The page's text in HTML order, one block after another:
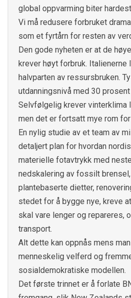
global oppvarming biter
Vi må redusere forbruket
som et fyrtårn for resten av
Den gode nyheten er at de
krever høyt forbruk. Italienerne
halvparten av ressursbruken.
utdanningsnivå med 30
Selvfølgelig krever vinterklima
men det er fortsatt mye rom
En nylig studie av et team av
detaljert plan for hvordan
materielle fotavtrykk med
nedskalering av fossilt
plantebaserte dietter,
stedet for å bygge nye, kreve
skal vare lenger og repareres,
transport.
Alt dette kan oppnås mens
menneskelig velferd og
sosialdemokratiske modellen.
Det første trinnet er å forlate